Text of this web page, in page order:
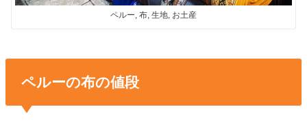
ペルー, 布, 生地, お土産
ペルーの布の値段